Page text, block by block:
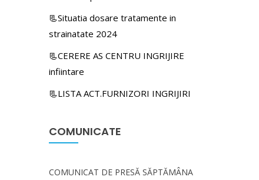
📃Situatia dosare tratamente in
strainatate 2024
📃CERERE AS CENTRU INGRIJIRE
infiintare
📃LISTA ACT.FURNIZORI INGRIJIRI
COMUNICATE
COMUNICAT DE PRESĂ SĂPTĂMÂNA